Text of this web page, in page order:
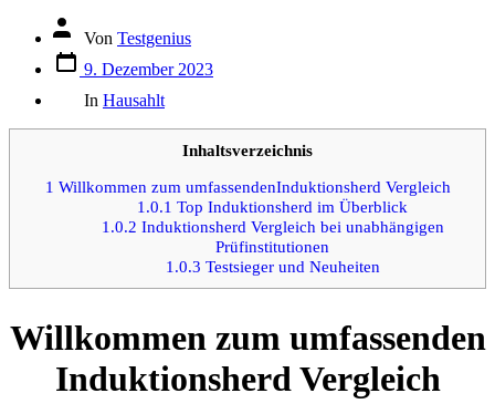
Autor
Beitrags
Von Testgenius
Datum
des
Beitrags
9. Dezember 2023
In Hausahlt
Inhaltsverzeichnis
1 Willkommen zum umfassendenInduktionsherd Vergleich
1.0.1 Top Induktionsherd im Überblick
1.0.2 Induktionsherd Vergleich bei unabhängigen
Prüfinstitutionen
1.0.3 Testsieger und Neuheiten
Willkommen zum umfassenden
Induktionsherd Vergleich